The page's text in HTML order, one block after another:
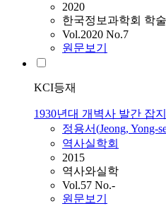
2020
한국정보과학회 학
Vol.2020 No.7
원문보기
KCI등재
1930년대 개벽사 발간 잡
정용서(Jeong, Yong-
역사실학회
2015
역사와실학
Vol.57 No.-
원문보기